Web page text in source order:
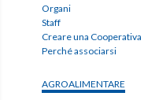
Organi
Staff
Creare una Cooperativa
Perché associarsi
AGROALIMENTARE